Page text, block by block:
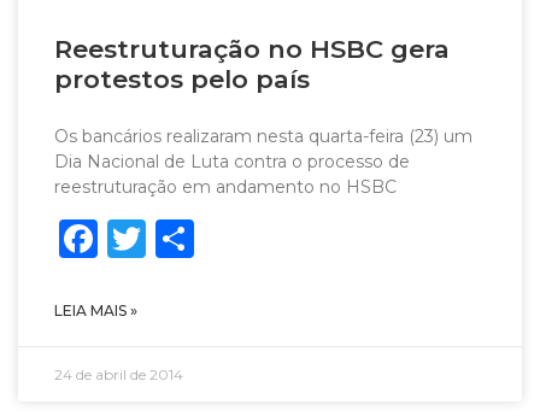
Reestruturação no HSBC gera
protestos pelo país
Os bancários realizaram nesta quarta-feira (23) um
Dia Nacional de Luta contra o processo de
reestruturação em andamento no HSBC
Facebook
Twitter
LEIA MAIS »
24 de abril de 2014